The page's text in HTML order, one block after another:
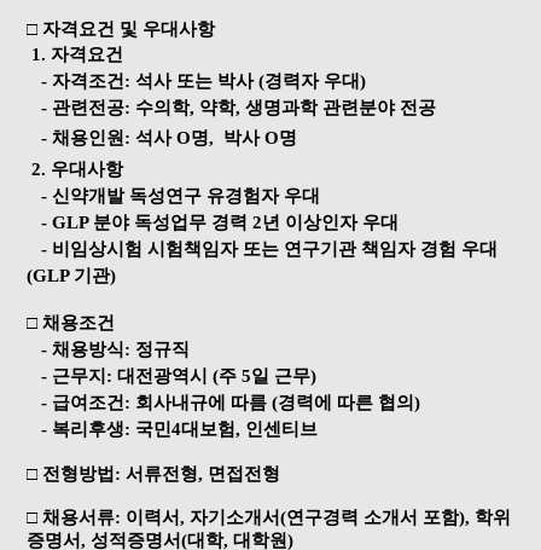
□ 자격요건 및 우대사항
1. 자격요건
- 자격조건: 석사 또는 박사 (경력자 우대)
- 관련전공: 수의학, 약학, 생명과학 관련분야 전공
- 채용인원: 석사 O명, 박사 O명
2. 우대사항
- 신약개발 독성연구 유경험자 우대
- GLP 분야 독성업무 경력 2년 이상인자 우대
- 비임상시험 시험책임자 또는 연구기관 책임자 경험 우대
(GLP 기관)
□ 채용조건
- 채용방식: 정규직
- 근무지: 대전광역시 (주 5일 근무)
- 급여조건: 회사내규에 따름 (경력에 따른 협의)
- 복리후생: 국민4대보험, 인센티브
□ 전형방법: 서류전형, 면접전형
□ 채용서류: 이력서, 자기소개서(연구경력 소개서 포함), 학위
증명서, 성적증명서(대학, 대학원)